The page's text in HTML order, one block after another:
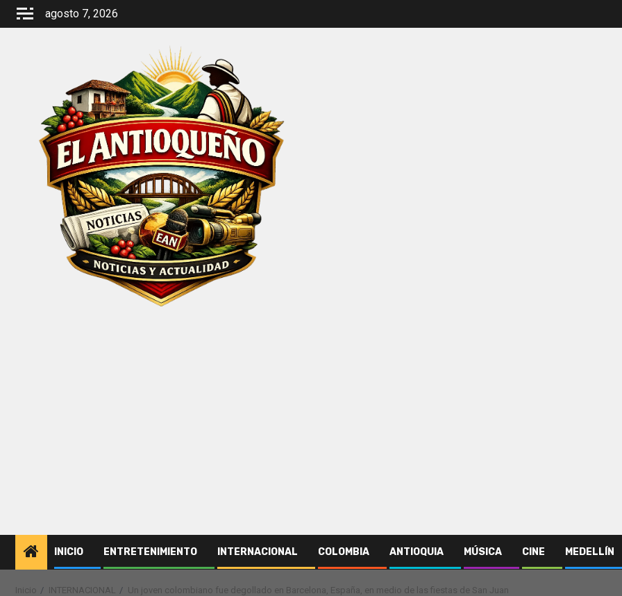
Saltar
agosto 7, 2026
INICIO ENTRETENIMIENTO INTERNACIONAL COLOMBIA ANTIOQUIA MÚSICA CINE MEDELLÍN
Inicio INTERNACIONAL Un joven colombiano fue degollado en Barcelona, España, en medio de las fiestas de San Juan